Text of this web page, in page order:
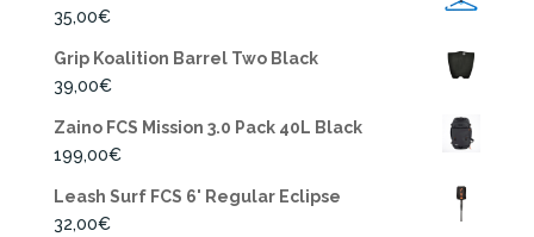
35,00€
Grip Koalition Barrel Two Black
39,00€
Zaino FCS Mission 3.0 Pack 40L Black
199,00€
Leash Surf FCS 6' Regular Eclipse
32,00€